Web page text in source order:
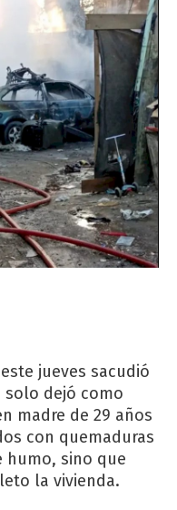
jueves sacudió
solo dejó como
madre de 29 años
con quemaduras
humo, sino que
la vivienda.